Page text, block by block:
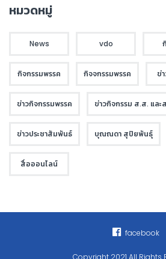
หมวดหมู่
News vdo
กิจกรรมพรรค กิจจกรรมพรรค ข่
ข่าวกิจกรรมพรรค ข่าวกิจกรรม ส.ส. และ
ข่าวประชาสัมพันธ์ บุณณดา สุปิยพันธุ์
สื่อออนไลน์
facebook
Copyright 2021 All Rights